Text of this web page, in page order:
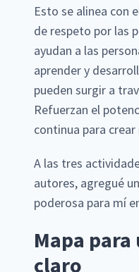
Esto se alinea con
de respeto por las
ayudan a las
aprender y
pueden surgir a
Refuerzan el
continua para
A las tres
autores, agregué
poderosa para mí
Mapa
claro